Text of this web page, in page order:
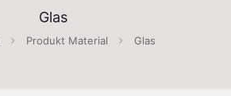
Glas
Produkt Material Glas